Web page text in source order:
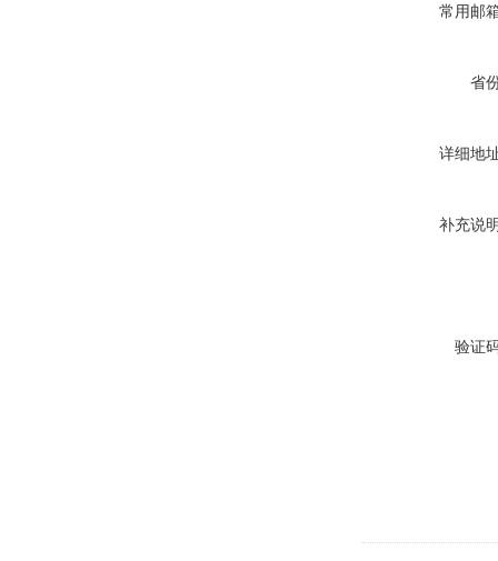
常用邮
省
详细地
补充说
验证